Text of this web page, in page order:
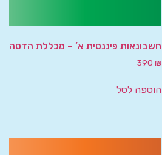
חשבונאות פיננסית א’ – מכללת הדסה
390 ₪
הוספה לסל